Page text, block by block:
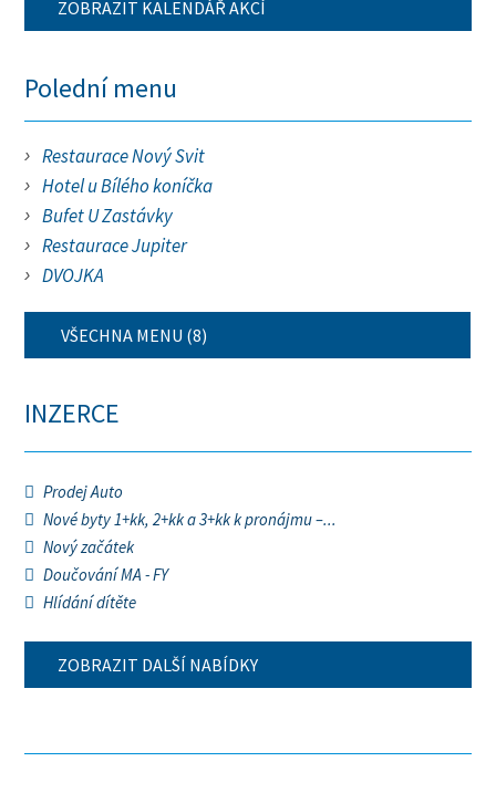
ZOBRAZIT KALENDÁŘ AKCÍ
Polední menu
Restaurace Nový Svit
Hotel u Bílého koníčka
Bufet U Zastávky
Restaurace Jupiter
DVOJKA
VŠECHNA MENU (8)
INZERCE
Prodej Auto
Nové byty 1+kk, 2+kk a 3+kk k pronájmu –...
Nový začátek
Doučování MA - FY
Hlídání dítěte
ZOBRAZIT DALŠÍ NABÍDKY